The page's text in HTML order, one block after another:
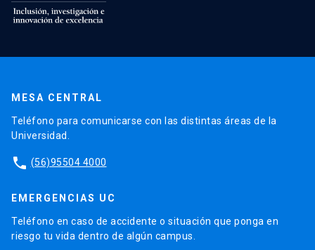
MESA CENTRAL
Teléfono para comunicarse con las distintas áreas de la
Universidad.
phone (56)95504 4000
EMERGENCIAS UC
Teléfono en caso de accidente o situación que ponga en
riesgo tu vida dentro de algún campus.